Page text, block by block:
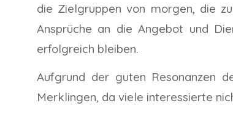
die Zielgruppen von morgen, die
Ansprüche an die Angebot und
erfolgreich bleiben.
Aufgrund der guten Resonanzen
Merklingen, da viele interessierte